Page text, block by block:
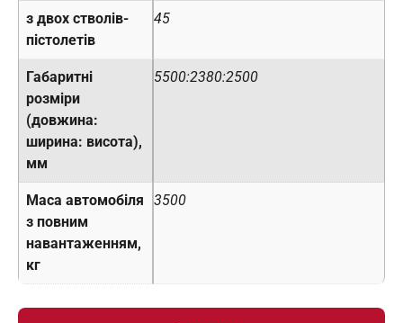
з двох стволів-
пістолетів
45
Габаритні
розміри
(довжина:
ширина: висота),
мм
5500:2380:2500
Маса автомобіля
з повним
навантаженням,
кг
3500